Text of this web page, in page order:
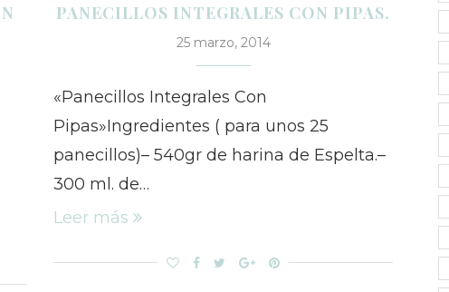
PANECILLOS INTEGRALES CON PIPAS.
25 marzo, 2014
«Panecillos Integrales Con
Pipas»Ingredientes ( para unos 25
panecillos)– 540gr de harina de Espelta.–
300 ml. de…
Leer más